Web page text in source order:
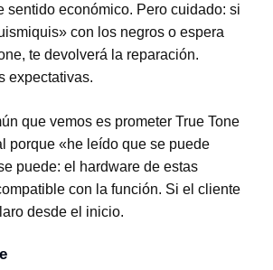
sentido económico. Pero cuidado: si
con los negros o espera
te devolverá la reparación.
expectativas.
que vemos es prometer True Tone
porque «he leído que se puede
puede: el hardware de estas
con la función. Si el cliente
desde el inicio.